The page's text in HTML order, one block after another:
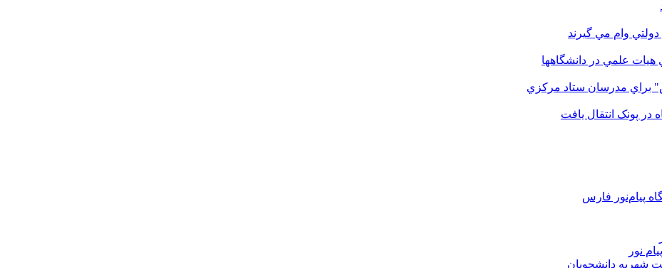
وام مي گيرند
علمي در دانشگاهها
براي مدرسان ستاد مرکزي
پونک انتقال يافت
پیام‌نور فارس
نور
شهریه دانشجویان